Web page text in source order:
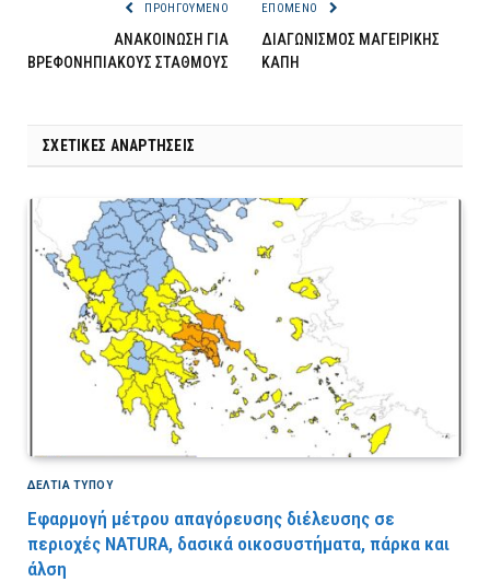
ΠΡΟΗΓΟΎΜΕΝΟ
ΑΝΑΚΟΙΝΩΣΗ ΓΙΑ
ΒΡΕΦΟΝΗΠΙΑΚΟΥΣ ΣΤΑΘΜΟΥΣ
ΕΠΌΜΕΝΟ
ΔΙΑΓΩΝΙΣΜΟΣ ΜΑΓΕΙΡΙΚΗΣ
ΚΑΠΗ
ΣΧΕΤΙΚΈΣ ΑΝΑΡΤΉΣΕΙΣ
ΔΕΛΤΙΑ ΤΥΠΟΥ
Εφαρμογή μέτρου απαγόρευσης διέλευσης σε
περιοχές NATURA, δασικά οικοσυστήματα, πάρκα και
άλση